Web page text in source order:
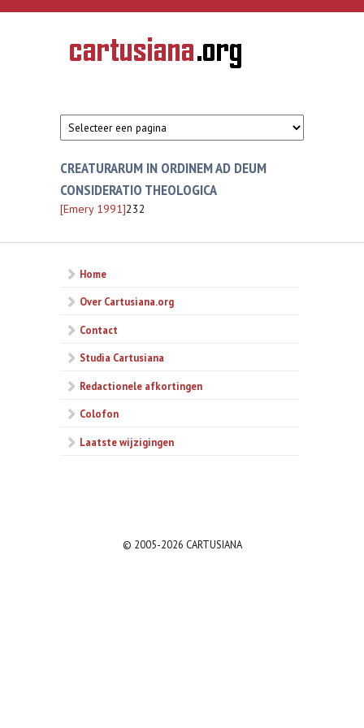
Overslaan en naar de inhoud gaan
CARTUSIANA
Geschiedenis
van de
CREATURARUM IN ORDINEM AD DEUM
CONSIDERATIO THEOLOGICA
[Emery 1991]232
Home
Over Cartusiana.org
Contact
Studia Cartusiana
Redactionele afkortingen
Colofon
Laatste wijzigingen
© 2005-2026 CARTUSIANA